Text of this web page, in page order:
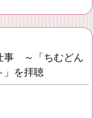
事 ～「ちむどん
」を拝聴